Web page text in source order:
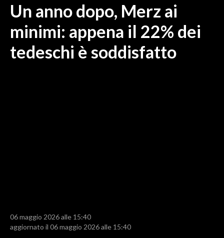
ITALIA
MONDO
RISULTATI E CLASSIFICHE
Un anno dopo, Merz ai
minimi: appena il 22% dei
tedeschi è soddisfatto
06 maggio 2026 alle 15:40
aggiornato il 06 maggio 2026 alle 15:40